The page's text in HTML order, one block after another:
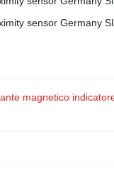
magnetico